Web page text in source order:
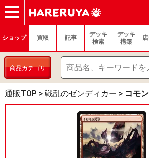
ショップ
買取
記事
デッキ検索
デッキ構築
選手一覧
店舗一覧
イベント
ヘルプ
お問い合わせ ログイン／会員登
マイページ
ショップ 買取 記事
デッキ
検索
デッキ
構築
商品カテゴリ
通販TOP > 戦乱のゼンディカー > コモン